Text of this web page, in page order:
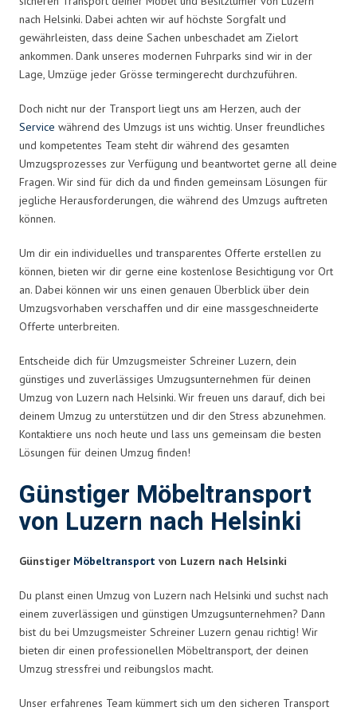
nach Helsinki. Dabei achten wir auf höchste Sorgfalt und
gewährleisten, dass deine Sachen unbeschadet am Zielort
ankommen. Dank unseres modernen Fuhrparks sind wir in der
Lage, Umzüge jeder Grösse termingerecht durchzuführen.
Doch nicht nur der Transport liegt uns am Herzen, auch der
Service während des Umzugs ist uns wichtig. Unser freundliches
und kompetentes Team steht dir während des gesamten
Umzugsprozesses zur Verfügung und beantwortet gerne all deine
Fragen. Wir sind für dich da und finden gemeinsam Lösungen für
jegliche Herausforderungen, die während des Umzugs auftreten
können.
Um dir ein individuelles und transparentes Offerte erstellen zu
können, bieten wir dir gerne eine kostenlose Besichtigung vor Ort
an. Dabei können wir uns einen genauen Überblick über dein
Umzugsvorhaben verschaffen und dir eine massgeschneiderte
Offerte unterbreiten.
Entscheide dich für Umzugsmeister Schreiner Luzern, dein
günstiges und zuverlässiges Umzugsunternehmen für deinen
Umzug von Luzern nach Helsinki. Wir freuen uns darauf, dich bei
deinem Umzug zu unterstützen und dir den Stress abzunehmen.
Kontaktiere uns noch heute und lass uns gemeinsam die besten
Lösungen für deinen Umzug finden!
Günstiger Möbeltransport
von Luzern nach Helsinki
Günstiger Möbeltransport von Luzern nach Helsinki
Du planst einen Umzug von Luzern nach Helsinki und suchst nach
einem zuverlässigen und günstigen Umzugsunternehmen? Dann
bist du bei Umzugsmeister Schreiner Luzern genau richtig! Wir
bieten dir einen professionellen Möbeltransport, der deinen
Umzug stressfrei und reibungslos macht.
Unser erfahrenes Team kümmert sich um den sicheren Transport